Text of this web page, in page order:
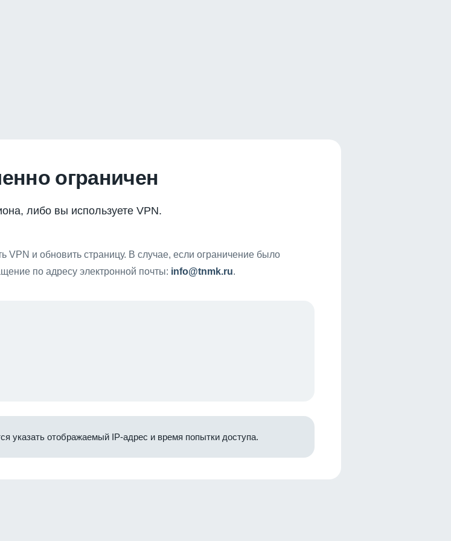
ограничен
либо вы используете VPN.
VPN и обновить страницу. В случае, если ограничение было
по адресу электронной почты: info@tnmk.ru.
указать отображаемый IP-адрес и время попытки доступа.